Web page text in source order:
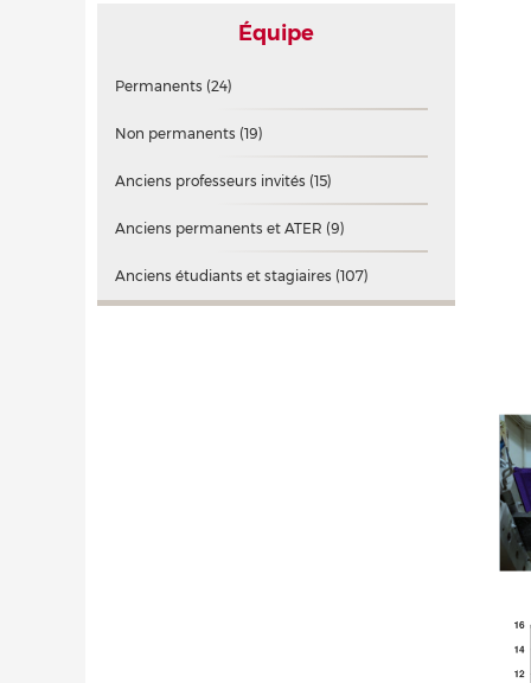
Équipe
Permanents (24)
Non permanents (19)
Anciens professeurs invités (15)
Anciens permanents et ATER (9)
Anciens étudiants et stagiaires (107)